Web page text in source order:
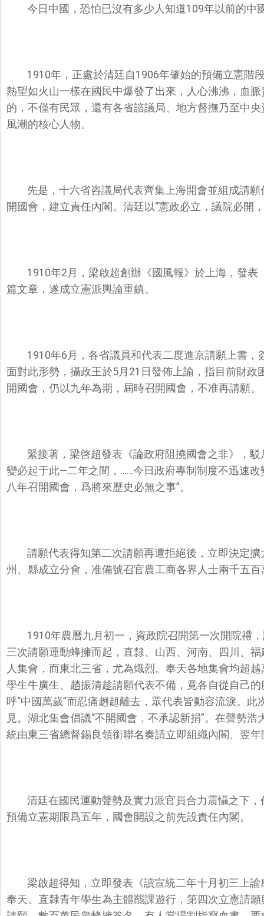
今日中國，恐怕已沒有多少人知道109年以前的中
1910年，正處於清廷自1906年肇始的預備立憲階
熱望如火山一樣在國民中爆發了出來，人心沸沸，血
的，不僅有民眾，還有各省諮議局、地方督撫乃至中
風潮的核心人物。
先是，十六省咨議局代表齊集上海開會並組成請
開國會，建立責任內閣。清廷以“憲政必立，議院必開
1910年2月，梁啟超創辦《國風報》於上海，發
篇文章，遂成立憲派輿論重鎮。
1910年6月，各省議員和代表二度進京請願上書
面對此形勢，攝政王於5月21日發佈上諭，指目前財
開國會，仍以九年為期，屆時召開國會，不准再請願。
緊接著，梁啓超發表《論政府阻撓國會之非》，
變必起于此—二年之間，……今日政府專制制度不迅速
八年召開國會，爲將來歷史必無之事”。
請願代表得知第二次請願再遭拒絕後，立即決定
州、縣成立分會，准備號召官農工商各界人士兩千五
1910年農曆九月初一，資政院召開第一次開院禮
三次請願運動蜂擁而起，直隸、山西、河南、四川、
人集會，而東北三省，尤為熾烈。奉天各地集會均超
學生牛廣生、趙振清趁請願代表不備，竟各自從自己
呼“中國萬歲”而忍痛趔趄離去，眾代表皆動容流淚。
見。湖北集會倡議“不開國會﹐不承認新捐”。在聲勢
統由東三省總督錫良領銜聯名奏請立即組織內閣、翌
清廷在國民運動聲勢及實力派官員合力震懾之下
預備立憲期限爲五年，國會開設之前先設責任內閣。
梁啟超得知，立即發表《讀宣統二年十月初三上
奉天、直隸青年學生為主體罷課遊行，第四次立憲請